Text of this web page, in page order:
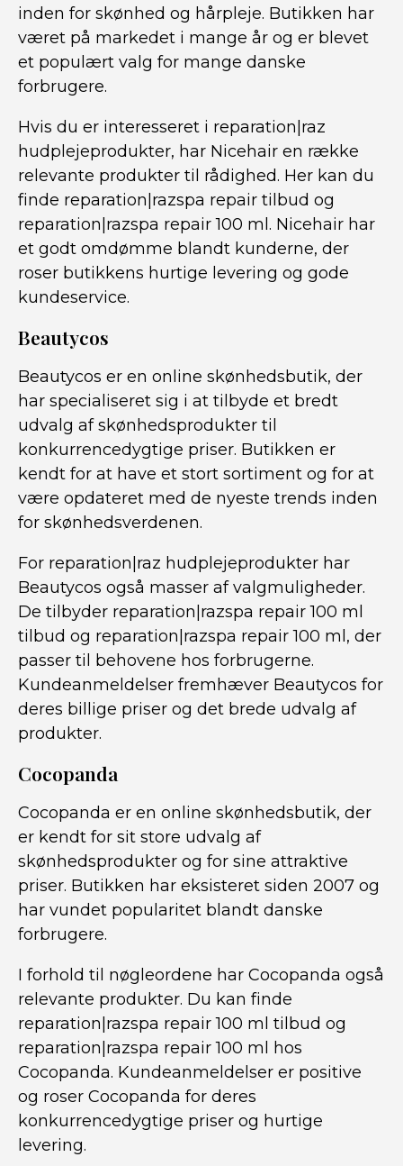
inden for skønhed og hårpleje. Butikken har
været på markedet i mange år og er blevet
et populært valg for mange danske
forbrugere.
Hvis du er interesseret i reparation|raz
hudplejeprodukter, har Nicehair en række
relevante produkter til rådighed. Her kan du
finde reparation|razspa repair tilbud og
reparation|razspa repair 100 ml. Nicehair har
et godt omdømme blandt kunderne, der
roser butikkens hurtige levering og gode
kundeservice.
Beautycos
Beautycos er en online skønhedsbutik, der
har specialiseret sig i at tilbyde et bredt
udvalg af skønhedsprodukter til
konkurrencedygtige priser. Butikken er
kendt for at have et stort sortiment og for at
være opdateret med de nyeste trends inden
for skønhedsverdenen.
For reparation|raz hudplejeprodukter har
Beautycos også masser af valgmuligheder.
De tilbyder reparation|razspa repair 100 ml
tilbud og reparation|razspa repair 100 ml, der
passer til behovene hos forbrugerne.
Kundeanmeldelser fremhæver Beautycos for
deres billige priser og det brede udvalg af
produkter.
Cocopanda
Cocopanda er en online skønhedsbutik, der
er kendt for sit store udvalg af
skønhedsprodukter og for sine attraktive
priser. Butikken har eksisteret siden 2007 og
har vundet popularitet blandt danske
forbrugere.
I forhold til nøgleordene har Cocopanda også
relevante produkter. Du kan finde
reparation|razspa repair 100 ml tilbud og
reparation|razspa repair 100 ml hos
Cocopanda. Kundeanmeldelser er positive
og roser Cocopanda for deres
konkurrencedygtige priser og hurtige
levering.